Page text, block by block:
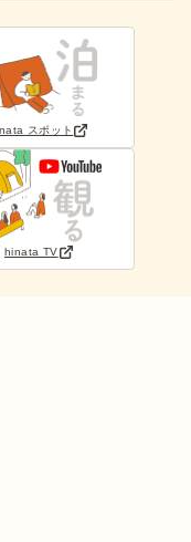
スポット
hinata TV